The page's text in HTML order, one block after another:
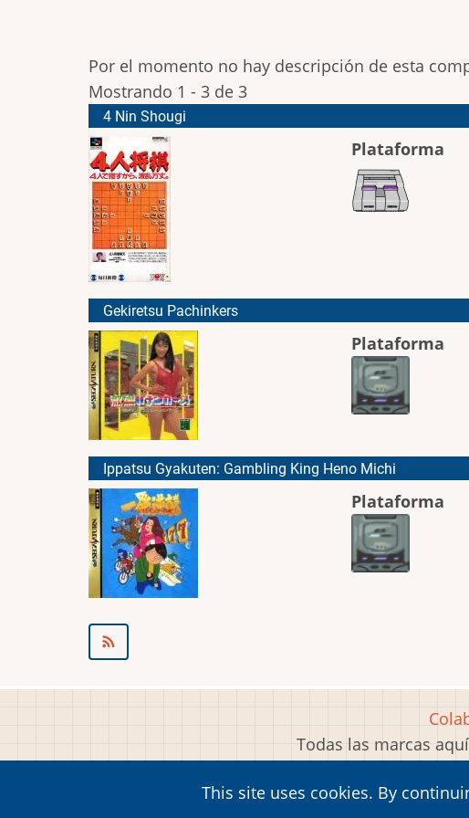
Por el momento no hay descripción de esta
Mostrando 1 - 3 de 3
4 Nin Shougi
Plataforma
Gekiretsu Pachinkers
Plataforma
Ippatsu Gyakuten: Gambling King Heno Michi
Plataforma
Todas las marcas
This site uses cookies. By